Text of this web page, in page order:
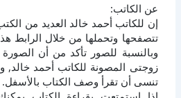
عن الكاتب:
إن للكاتب أحمد خالد العديد من
تتصفحها وتحملها من خلال الرابط
وبالنسبة للصور تأكد من أن
زوجتى المصونة للكاتب أحمد خالد,
تنسى أن تقرأ وصف الكتاب بالأسفل.